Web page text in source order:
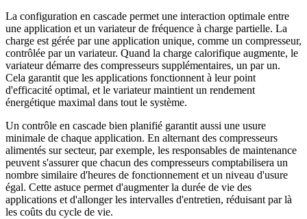
La configuration en cascade permet une interaction optimale entre
une application et un variateur de fréquence à charge partielle. La
charge est gérée par une application unique, comme un compresseur,
contrôlée par un variateur. Quand la charge calorifique augmente, le
variateur démarre des compresseurs supplémentaires, un par un.
Cela garantit que les applications fonctionnent à leur point
d'efficacité optimal, et le variateur maintient un rendement
énergétique maximal dans tout le système.
Un contrôle en cascade bien planifié garantit aussi une usure
minimale de chaque application. En alternant des compresseurs
alimentés sur secteur, par exemple, les responsables de maintenance
peuvent s'assurer que chacun des compresseurs comptabilisera un
nombre similaire d'heures de fonctionnement et un niveau d'usure
égal. Cette astuce permet d'augmenter la durée de vie des
applications et d'allonger les intervalles d'entretien, réduisant par là
les coûts du cycle de vie.